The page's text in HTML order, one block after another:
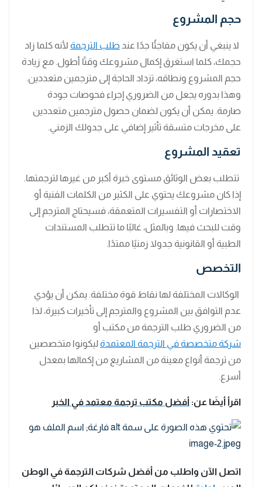
حجم المشروع
لا ينبغي أن يكون مفاجئًا جدًا عند طلب الترجمة لأنه كلما زاد
حجمك، كلما استغرق إكمال مشروعك وقتًا أطول. مع زيادة
حجم المشروع ونطاقه، تزداد الحاجة إلى مترجمين متعددين.
وهذا بدوره يجعل من الضروري إجراء فحوصات جودة
صارمة. يمكن أن يكون لضمان حصول مترجمين متعددين
على مخرجات متسقة تأثير إضافي على جدولك الزمني.
تعقيد المشروع
تتطلب بعض الوثائق مستوى خبرة أكبر من غيرها لترجمتها.
إذا كان مشروعك يحتوي على الكثير من الكلمات الفنية أو
الاختصارات أو التفسيرات المتعمقة، فسيحتاج المترجم إلى
وقت للبحث فيها. وبالمثل، غالبًا ما تتطلب المستندات
الطبية أو القانونية جدولا زمنيًا ممتدًا.
التخصص
الوكالات المختلفة لها نقاط قوة مختلفة. يمكن أن يؤدي
عدم التوافق بين المشروع والمترجم إلى تأخيرات كبيرة، لذا
من الضروري طلب الترجمة من مكتب أو
شركة متخصصة في الترجمة المعتمدة ليكونوا متخصصين
من ترجمة أنواع معينة من المشاريع من إكمالها بمعدل
أسرع.
اقرأ أيضَا عن: أفضل مكتب ترجمة معتمد في الخبر
اتصل الآن واطلب من أفضل شركات الترجمة في الوطن